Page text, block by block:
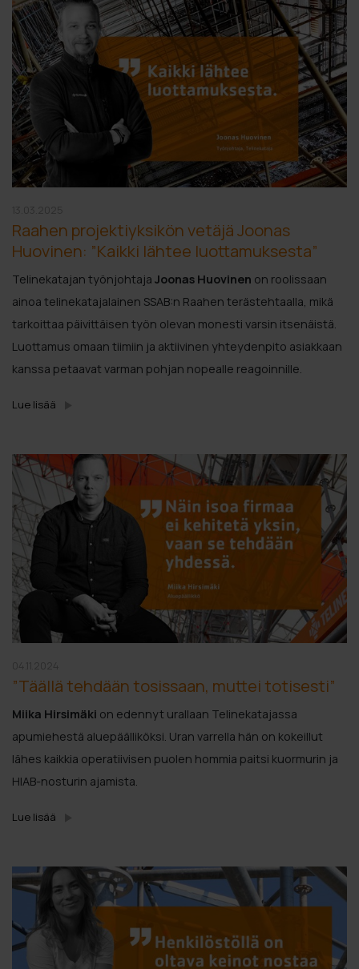
Raahen projektiyksikön vetäjä Joonas
Huovinen: ”Kaikki lähtee luottamuksesta”
Telinekatajan työnjohtaja Joonas Huovinen on roolissaan
ainoa telinekatajalainen SSAB:n Raahen terästehtaalla, mikä
tarkoittaa päivittäisen työn olevan monesti varsin itsenäistä.
Luottamus omaan tiimiin ja aktiivinen yhteydenpito asiakkaan
kanssa petaavat varman pohjan nopealle reagoinnille.
Lue lisää
”Täällä tehdään tosissaan, muttei totisesti”
Miika Hirsimäki on edennyt urallaan Telinekatajassa
apumiehestä aluepäälliköksi. Uran varrella hän on kokeillut
lähes kaikkia operatiivisen puolen hommia paitsi kuormurin ja
HIAB-nosturin ajamista.
Lue lisää